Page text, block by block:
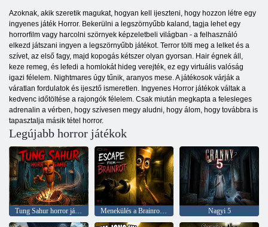
Azoknak, akik szeretik magukat, hogyan kell ijeszteni, hogy hozzon létre egy
ingyenes játék Horror. Bekerülni a legszörnyűbb kaland, tagja lehet egy
horrorfilm vagy harcolni szörnyek képzeletbeli világban - a felhasználó
elkezd játszani ingyen a legszörnyűbb játékot. Terror tölti meg a lelket és a
szívet, az első fagy, majd kopogás kétszer olyan gyorsan. Hair égnek áll,
keze remeg, és lefedi a homlokát hideg verejték, ez egy virtuális valóság
igazi félelem. Nightmares úgy tűnik, aranyos mese. A játékosok várják a
váratlan fordulatok és ijesztő ismeretlen. Ingyenes Horror játékok váltak a
kedvenc időtöltése a rajongók félelem. Csak miután megkapta a felesleges
adrenalin a vérben, hogy szívesen megy aludni, hogy álom, hogy továbbra is
tapasztalja másik tétel horror.
Legújabb horror játékok
Tung Sahur horror játék Menekülés a Brainrot elől Nagyi 5